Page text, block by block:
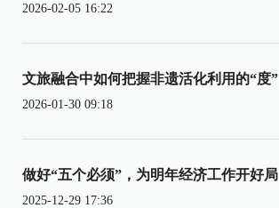
2026-02-05 16:22
文旅融合中如何把握非遗活化利用的“度”
2026-01-30 09:18
做好“五个必须”，为明年经济工作开好局
2025-12-29 17:36